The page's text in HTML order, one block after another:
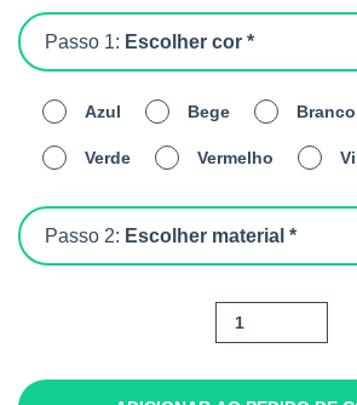
Passo 1: Escolher cor *
Azul Bege
Verde Vermelho
Passo 2: Escolher material *
Quantidade
de
Soc